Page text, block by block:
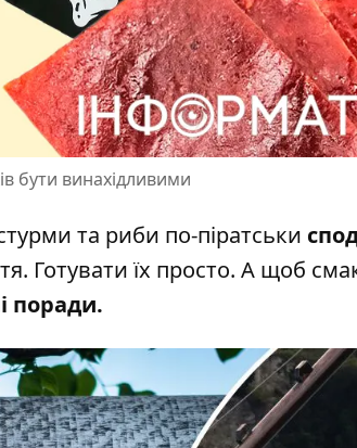
бути винахідливими
та риби по-піратськи
Готувати їх просто. А щоб
поради.